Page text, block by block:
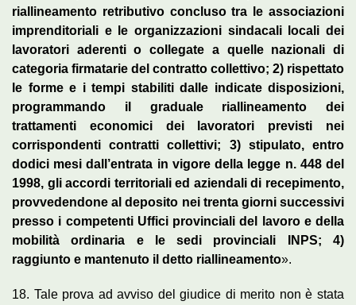
riallineamento retributivo concluso tra le associazioni
imprenditoriali e le organizzazioni sindacali locali dei
lavoratori aderenti o collegate a quelle nazionali di
categoria firmatarie del contratto collettivo; 2) rispettato
le forme e i tempi stabiliti dalle indicate disposizioni,
programmando il graduale riallineamento dei
trattamenti economici dei lavoratori previsti nei
corrispondenti contratti collettivi; 3) stipulato, entro
dodici mesi dall’entrata in vigore della legge n. 448 del
1998, gli accordi territoriali ed aziendali di recepimento,
provvedendone al deposito nei trenta giorni successivi
presso i competenti Uffici provinciali del lavoro e della
mobilità ordinaria e le sedi provinciali INPS; 4)
raggiunto e mantenuto il detto riallineamento».
18. Tale prova ad avviso del giudice di merito non è stata